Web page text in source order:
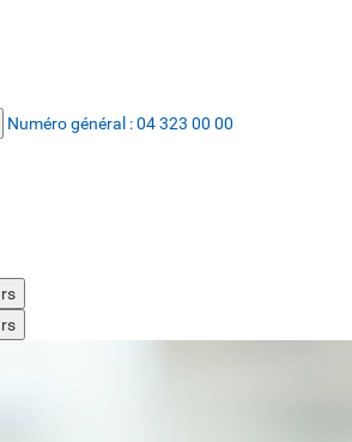
Numéro général :04 323 00 00